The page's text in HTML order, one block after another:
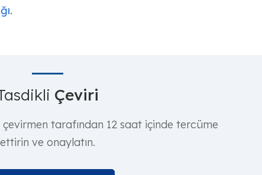
.
Çeviri
tarafından 12 saat içinde tercüme
ettirin ve onaylatın.